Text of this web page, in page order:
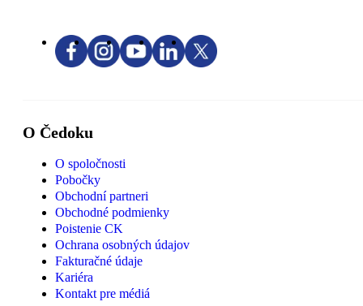
O Čedoku
O spoločnosti
Pobočky
Obchodní partneri
Obchodné podmienky
Poistenie CK
Ochrana osobných údajov
Fakturačné údaje
Kariéra
Kontakt pre médiá